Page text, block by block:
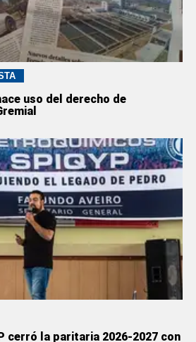
uso del derecho de
cerró la paritaria 2026-2027 con